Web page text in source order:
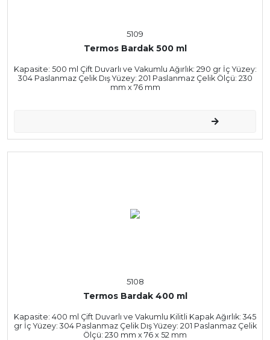
5109
Termos Bardak 500 ml
Kapasite: 500 ml Çift Duvarlı ve Vakumlu Ağırlık: 290 gr İç Yüzey:
304 Paslanmaz Çelik Dış Yüzey: 201 Paslanmaz Çelik Ölçü: 230
mm x 76 mm
5108
Termos Bardak 400 ml
Kapasite: 400 ml Çift Duvarlı ve Vakumlu Kilitli Kapak Ağırlık: 345
gr İç Yüzey: 304 Paslanmaz Çelik Dış Yüzey: 201 Paslanmaz Çelik
Ölçü: 230 mm x 76 x 52 mm